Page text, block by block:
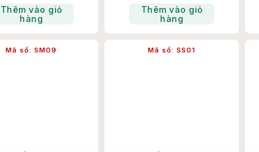
Thêm vào giỏ
hàng
Thêm vào giỏ
hàng
Mã số: SM09 Mã số: SS01